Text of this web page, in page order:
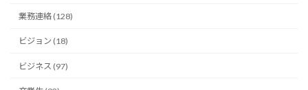
業務連絡 (128)
ビジョン (18)
ビジネス (97)